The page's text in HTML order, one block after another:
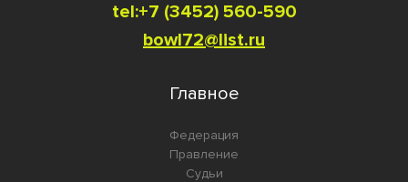
tel:+7 (3452) 560-590
bowl72@list.ru
Главное
Федерация
Правление
Судьи